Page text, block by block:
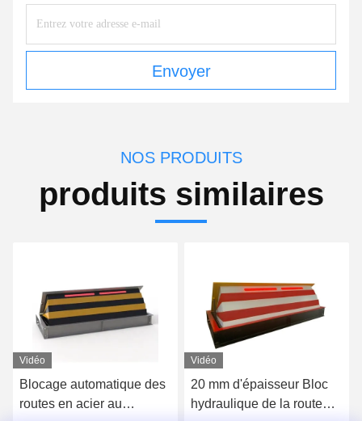
Envoyer
NOS PRODUITS
produits similaires
Vidéo
20 mm d'épaisseur Bloc
hydraulique de la route
Vidéo
M50 K12 Système mobile
de barrière de coin de